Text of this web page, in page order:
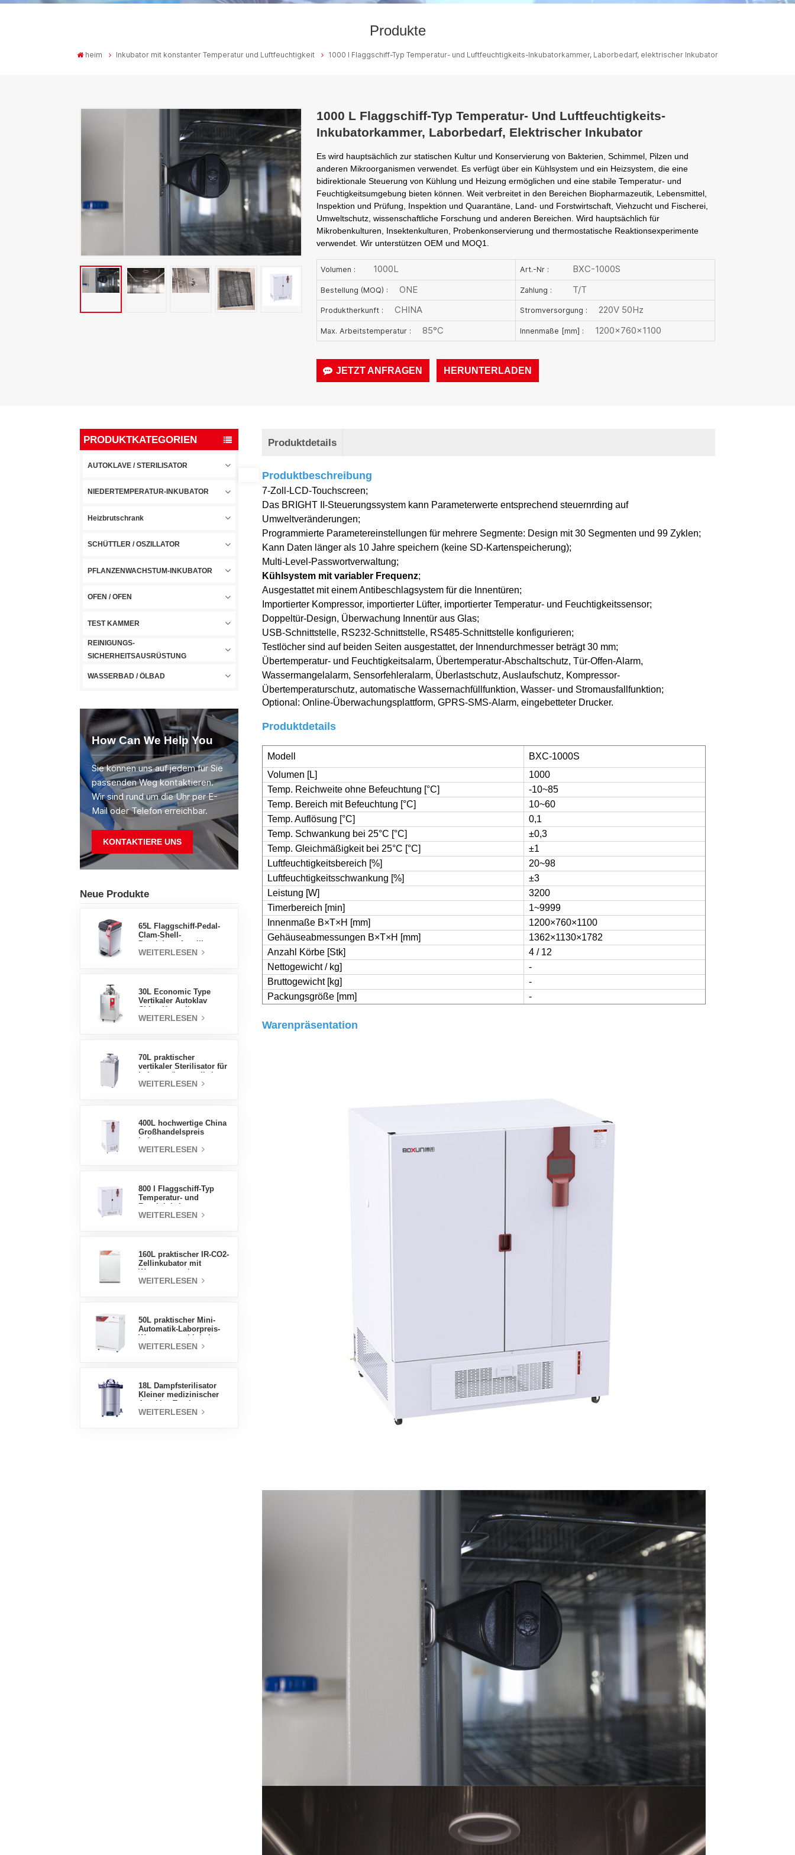
Produkte
heim Inkubator mit konstanter Temperatur und Luftfeuchtigkeit 1000 l Flaggschiff-Typ Temperatur- und Luftfeuchtigkeits-Inkubatorkammer, Laborbedarf, elektrischer Inkubator
1000 L Flaggschiff-Typ Temperatur- Und Luftfeuchtigkeits-
Inkubatorkammer, Laborbedarf, Elektrischer Inkubator
Es wird hauptsächlich zur statischen Kultur und Konservierung von Bakterien, Schimmel, Pilzen und
anderen Mikroorganismen verwendet. Es verfügt über ein Kühlsystem und ein Heizsystem, die eine
bidirektionale Steuerung von Kühlung und Heizung ermöglichen und eine stabile Temperatur- und
Feuchtigkeitsumgebung bieten können. Weit verbreitet in den Bereichen Biopharmazeutik, Lebensmittel,
Inspektion und Prüfung, Inspektion und Quarantäne, Land- und Forstwirtschaft, Viehzucht und Fischerei,
Umweltschutz, wissenschaftliche Forschung und anderen Bereichen. Wird hauptsächlich für
Mikrobenkulturen, Insektenkulturen, Probenkonservierung und thermostatische Reaktionsexperimente
verwendet. Wir unterstützen OEM und MOQ1.
Volumen : 1000L Art.-Nr : BXC-1000S
Bestellung (MOQ) : ONE Zahlung : T/T
Produktherkunft : CHINA Stromversorgung : 220V 50Hz
Max. Arbeitstemperatur : 85°C Innenmaße [mm] : 1200×760×1100
JETZT ANFRAGEN HERUNTERLADEN
PRODUKTKATEGORIEN
AUTOKLAVE / STERILISATOR
NIEDERTEMPERATUR-INKUBATOR
Heizbrutschrank
SCHÜTTLER / OSZILLATOR
PFLANZENWACHSTUM-INKUBATOR
OFEN / OFEN
TEST KAMMER
REINIGUNGS-
SICHERHEITSAUSRÜSTUNG
WASSERBAD / ÖLBAD
How Can We Help You
Sie können uns auf jedem für Sie
passenden Weg kontaktieren.
Wir sind rund um die Uhr per E-
Mail oder Telefon erreichbar.
KONTAKTIERE UNS
Neue Produkte
65L Flaggschiff-Pedal-
Clam-Shell-
Fabrik
WEITERLESEN
30L Economic Type
Vertikaler Autoklav
Druckdampfsterilisator
WEITERLESEN
70L praktischer
vertikaler Sterilisator für
Design,
WEITERLESEN
400L hochwertige China
Großhandelspreis
Luftfeuchtigkeit stabile
WEITERLESEN
800 l Flaggschiff-Typ
Temperatur- und
Inkubatorkammer,
WEITERLESEN
160L praktischer IR-CO2-
Zellinkubator mit
professionelle Fabrik-
WEITERLESEN
50L praktischer Mini-
Automatik-Laborpreis-
WEITERLESEN
18L Dampfsterilisator
Kleiner medizinischer
Autoklav
WEITERLESEN
Produktdetails
Produktbeschreibung
7-Zoll-LCD-Touchscreen;
Das BRIGHT II-Steuerungssystem kann Parameterwerte entsprechend steuernrding auf
Umweltveränderungen;
Programmierte Parametereinstellungen für mehrere Segmente: Design mit 30 Segmenten und 99 Zyklen;
Kann Daten länger als 10 Jahre speichern (keine SD-Kartenspeicherung);
Multi-Level-Passwortverwaltung;
Kühlsystem mit variabler Frequenz;
Ausgestattet mit einem Antibeschlagsystem für die Innentüren;
Importierter Kompressor, importierter Lüfter, importierter Temperatur- und Feuchtigkeitssensor;
Doppeltür-Design, Überwachung Innentür aus Glas;
USB-Schnittstelle, RS232-Schnittstelle, RS485-Schnittstelle konfigurieren;
Testlöcher sind auf beiden Seiten ausgestattet, der Innendurchmesser beträgt 30 mm;
Übertemperatur- und Feuchtigkeitsalarm, Übertemperatur-Abschaltschutz, Tür-Offen-Alarm,
Wassermangelalarm, Sensorfehleralarm, Überlastschutz, Auslaufschutz, Kompressor-
Übertemperaturschutz, automatische Wassernachfüllfunktion, Wasser- und Stromausfallfunktion;
Optional: Online-Überwachungsplattform, GPRS-SMS-Alarm, eingebetteter Drucker.
Produktdetails
Modell
BXC-1000S
Volumen [L]
1000
Temp. Reichweite ohne Befeuchtung [°C]
-10~85
Temp. Bereich mit Befeuchtung [°C]
10~60
Temp. Auflösung [°C]
0,1
Temp. Schwankung bei 25°C [°C]
±0,3
Temp. Gleichmäßigkeit bei 25°C [°C]
±1
Luftfeuchtigkeitsbereich [%]
20~98
Luftfeuchtigkeitsschwankung [%]
±3
Leistung [W]
3200
Timerbereich [min]
1~9999
Innenmaße B×T×H [mm]
1200×760×1100
Gehäuseabmessungen B×T×H [mm]
1362×1130×1782
Anzahl Körbe [Stk]
4 / 12
Nettogewicht / kg]
-
Bruttogewicht [kg]
-
Packungsgröße [mm]
-
Warenpräsentation